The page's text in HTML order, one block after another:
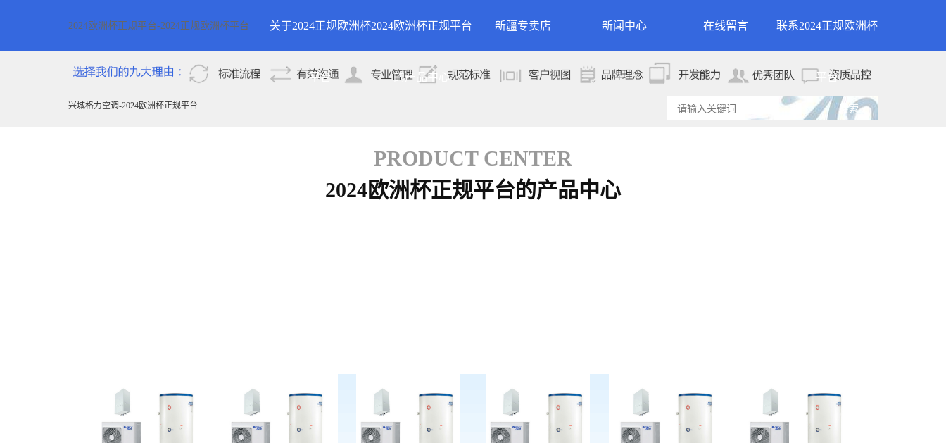
2024欧洲杯正规平台-2024正规欧洲杯平台 关于2024正规欧洲杯
平台
2024欧洲杯正规平台的
2024欧洲杯正规平台
的产品中心
新疆专卖店 新闻中心 在线留言 联系2024正规欧洲杯
平台
兴城格力空调-2024欧洲杯正规平台
PRODUCT CENTER
2024欧洲杯正规平台的产品中心